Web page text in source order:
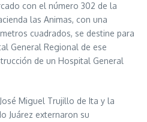
con el número 302 de la
las Animas, con una
cuadrados, se destine para
General Regional de ese
de un Hospital General
Miguel Trujillo de Ita y la
Juárez externaron su